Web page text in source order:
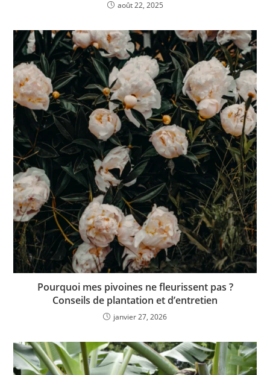
août 22, 2025
Pourquoi mes pivoines ne fleurissent pas ?
Conseils de plantation et d’entretien
janvier 27, 2026